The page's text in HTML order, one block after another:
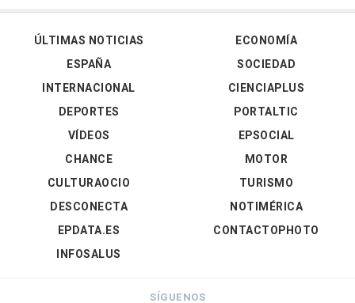
ÚLTIMAS NOTICIAS
ESPAÑA
INTERNACIONAL
DEPORTES
VÍDEOS
ECONOMÍA
SOCIEDAD
CIENCIAPLUS
PORTALTIC
EPSOCIAL
CHANCE
CULTURAOCIO
DESCONECTA
EPDATA.ES
INFOSALUS
MOTOR
TURISMO
NOTIMÉRICA
CONTACTOPHOTO
SÍGUENOS